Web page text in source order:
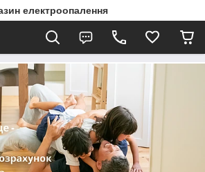
електроопалення